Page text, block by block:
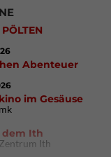
Abenteuer
im Gesäuse
dem Ith
Ith